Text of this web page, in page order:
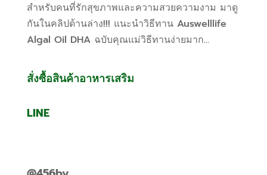
สำหรับคนที่รักสุขภาพและความสวยความงาม มาดู
กันในคลิปด้านล่าง!!! แนะนำวิธีทาน Auswelllife
Algal Oil DHA ฉบับคุณแม่วิธีทานง่ายมาก...
สั่งซื้อสินค้าอาหารเสริม
LINE